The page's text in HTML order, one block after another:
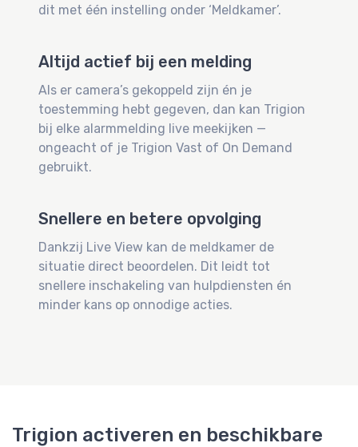
dit met één instelling onder ‘Meldkamer’.
Altijd actief bij een melding
Als er camera’s gekoppeld zijn én je
toestemming hebt gegeven, dan kan Trigion
bij elke alarmmelding live meekijken —
ongeacht of je Trigion Vast of On Demand
gebruikt.
Snellere en betere opvolging
Dankzij Live View kan de meldkamer de
situatie direct beoordelen. Dit leidt tot
snellere inschakeling van hulpdiensten én
minder kans op onnodige acties.
Trigion activeren en beschikbare